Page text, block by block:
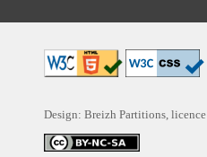
Design: Breizh Partitions, licence